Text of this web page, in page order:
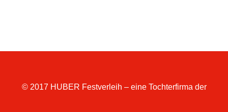
© 2017 HUBER Festverleih – eine Tochterfirma der